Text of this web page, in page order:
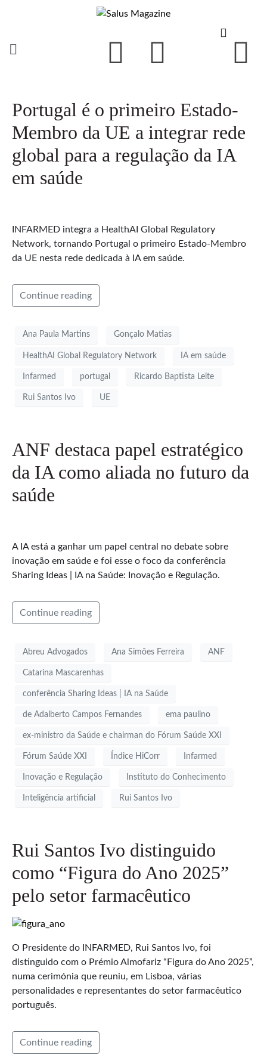
Portugal é o primeiro Estado-
Membro da UE a integrar rede
global para a regulação da IA
em saúde
INFARMED integra a HealthAI Global Regulatory
Network, tornando Portugal o primeiro Estado-Membro
da UE nesta rede dedicada à IA em saúde.
Continue reading
Ana Paula Martins Gonçalo Matias
HealthAI Global Regulatory Network IA em saúde
Infarmed portugal Ricardo Baptista Leite
Rui Santos Ivo UE
ANF destaca papel estratégico
da IA como aliada no futuro da
saúde
A IA está a ganhar um papel central no debate sobre
inovação em saúde e foi esse o foco da conferência
Sharing Ideas | IA na Saúde: Inovação e Regulação.
Continue reading
Abreu Advogados Ana Simões Ferreira ANF
Catarina Mascarenhas
conferência Sharing Ideas | IA na Saúde
de Adalberto Campos Fernandes ema paulino
ex-ministro da Saúde e chairman do Fórum Saúde XXI
Fórum Saúde XXI Índice HiCorr Infarmed
Inovação e Regulação Instituto do Conhecimento
Inteligência artificial Rui Santos Ivo
Rui Santos Ivo distinguido
como “Figura do Ano 2025”
pelo setor farmacêutico
O Presidente do INFARMED, Rui Santos Ivo, foi
distinguido com o Prémio Almofariz “Figura do Ano 2025”,
numa cerimónia que reuniu, em Lisboa, várias
personalidades e representantes do setor farmacêutico
português.
Continue reading